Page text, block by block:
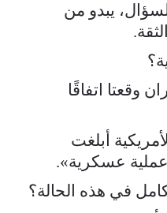
يبدو من
وقعتا اتفاقًا
أبلغت
عملية عسكرية».
في هذه الحالة؟